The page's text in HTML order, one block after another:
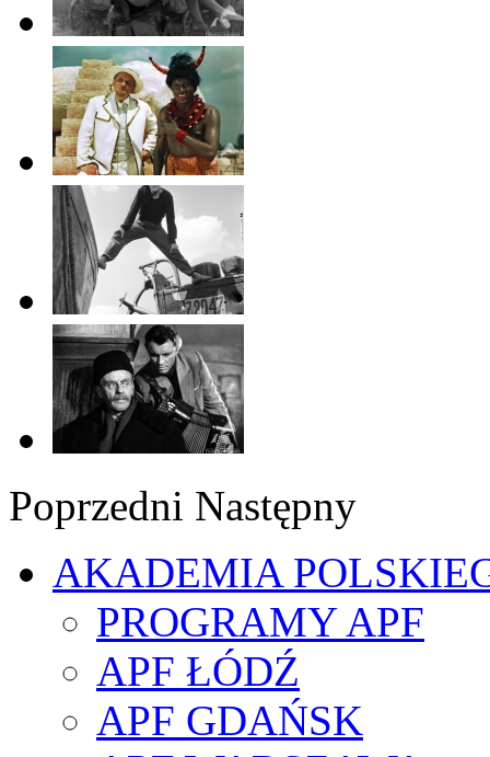
Poprzedni Następny
AKADEMIA
PROGRAMY APF
APF ŁÓDŹ
APF GDAŃSK